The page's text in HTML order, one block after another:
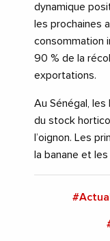
dynamique
les prochaines
consommation
90 % de la
exportations.
Au Sénégal,
du stock
l’oignon. Les
la banane et